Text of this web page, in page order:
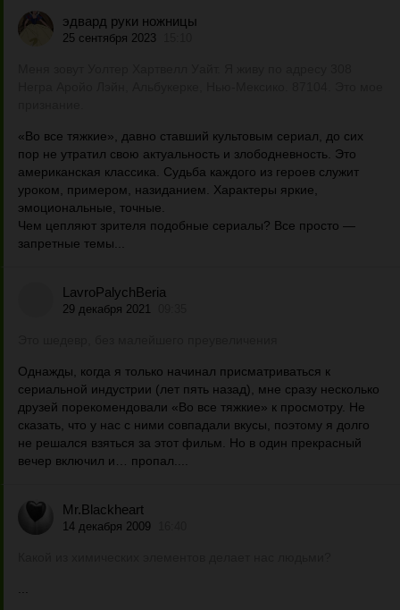
эдвард руки ножницы
25 сентября 2023
«Во все тяжкие», давно ставший культовым сериал, до сих
пор не утратил свою актуальность и злободневность. Это
американская классика. Судьба каждого из героев служит
уроком, примером, назиданием. Характеры яркие,
эмоциональные, точные.
Чем цепляют зрителя подобные сериалы? Все просто —
запретные темы...
LavroPalychBeria
29 декабря 2021
Однажды, когда я только начинал присматриваться к
сериальной индустрии (лет пять назад), мне сразу несколько
друзей порекомендовали «Во все тяжкие» к просмотру. Не
сказать, что у нас с ними совпадали вкусы, поэтому я долго
не решался взяться за этот фильм. Но в один прекрасный
вечер включил и… пропал....
Mr.Blackheart
14 декабря 2009